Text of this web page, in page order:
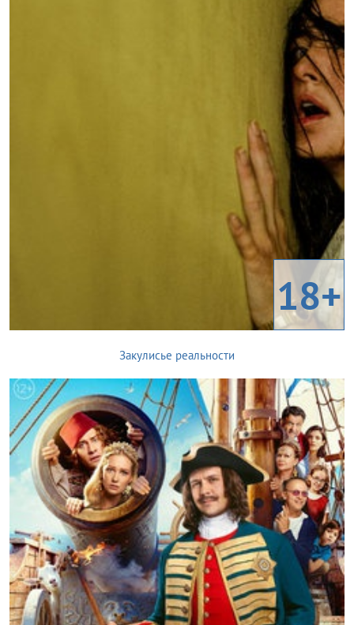
18+
Закулисье реальности